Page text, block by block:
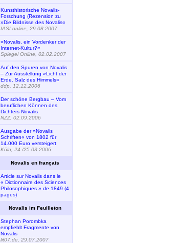
Kunsthistorische Novalis-
Forschung (Rezension zu
»Die Bildnisse des Novalis«
IASLonline, 29.08.2007
»Novalis, ein Vordenker der
Internet-Kultur?«
Spiegel Online, 02.02.2007
Auf den Spuren von Novalis
– Zur Ausstellung »Licht der
Erde. Salz des Himmels«
ddp, 12.12.2006
Der schöne Bergbau – Vom
beruflichen Können des
Dichters Novalis
NZZ, 02.09.2006
Ausgabe der »Novalis
Schriften« von 1802 für
14.000 Euro versteigert
Köln, 24./25.03.2006
Novalis en français
Article sur Novalis dans le
« Dictionnaire des Sciences
Philosophiques » de 1849 (4
pages)
Novalis im Feuilleton
Stephan Porombka
empfiehlt Fragmente von
Novalis
lit07.de, 29.07.2007